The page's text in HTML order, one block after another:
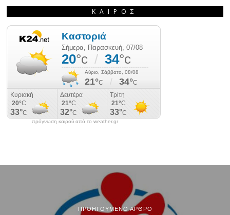
ΚΑΙΡΌΣ
πρόγνωση καιρού από το weather.gr
ΠΡΟΗΓΟΎΜΕΝΟ ΆΡΘΡΟ